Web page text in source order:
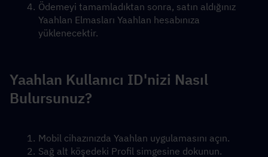
Ödemeyi tamamladıktan sonra, satın aldığınız
Yaahlan Elmasları Yaahlan hesabınıza
yüklenecektir.
Yaahlan Kullanıcı ID'nizi Nasıl
Bulursunuz?
Mobil cihazınızda Yaahlan uygulamasını açın.
Sağ alt köşedeki Profil simgesine dokunun.